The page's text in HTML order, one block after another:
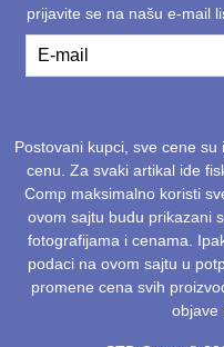
prijavite se na našu e-mail
E-mail
Postovani kupci, sve cene
cenu. Za svaki artikal ide
Comp maksimalno koristi
ovom sajtu budu prikazani
fotografijama i cenama.
podaci na ovom sajtu u
promene cena svih
objave